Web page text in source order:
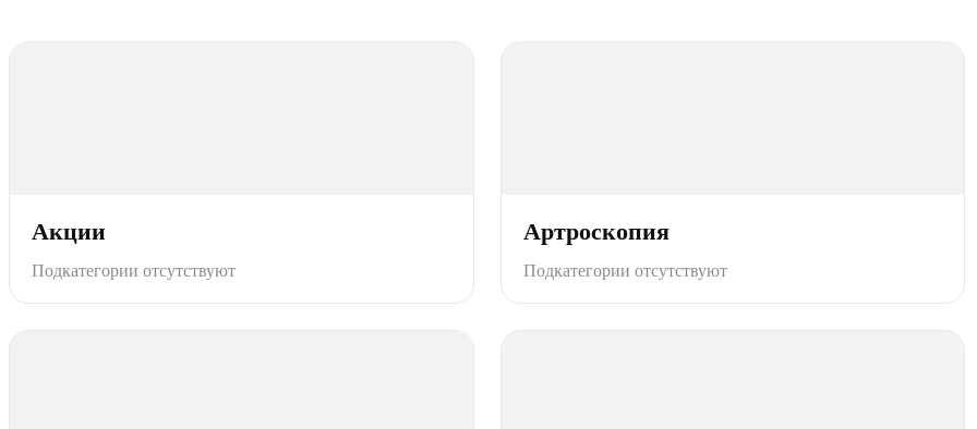
Акции
Подкатегории отсутствуют
Артроскопия
Подкатегории отсутствуют